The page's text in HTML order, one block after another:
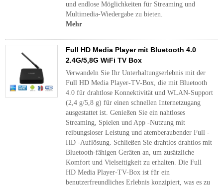
und endlose Möglichkeiten für Streaming und
Multimedia-Wiedergabe zu bieten.
Mehr
Full HD Media Player mit Bluetooth 4.0
2.4G/5,8G WiFi TV Box
Verwandeln Sie Ihr Unterhaltungserlebnis mit der
Full HD Media Player-TV-Box, die mit Bluetooth
4.0 für drahtlose Konnektivität und WLAN-Support
(2,4 g/5,8 g) für einen schnellen Internetzugang
ausgestattet ist. Genießen Sie ein nahtloses
Streaming, Spielen und App -Nutzung mit
reibungsloser Leistung und atemberaubender Full -
HD -Auflösung. Schließen Sie drahtlos drahtlos mit
Bluetooth-fähigen Geräten an, um zusätzliche
Komfort und Vielseitigkeit zu erhalten. Die Full
HD Media Player-TV-Box ist für ein
benutzerfreundliches Erlebnis konzipiert, was es zu